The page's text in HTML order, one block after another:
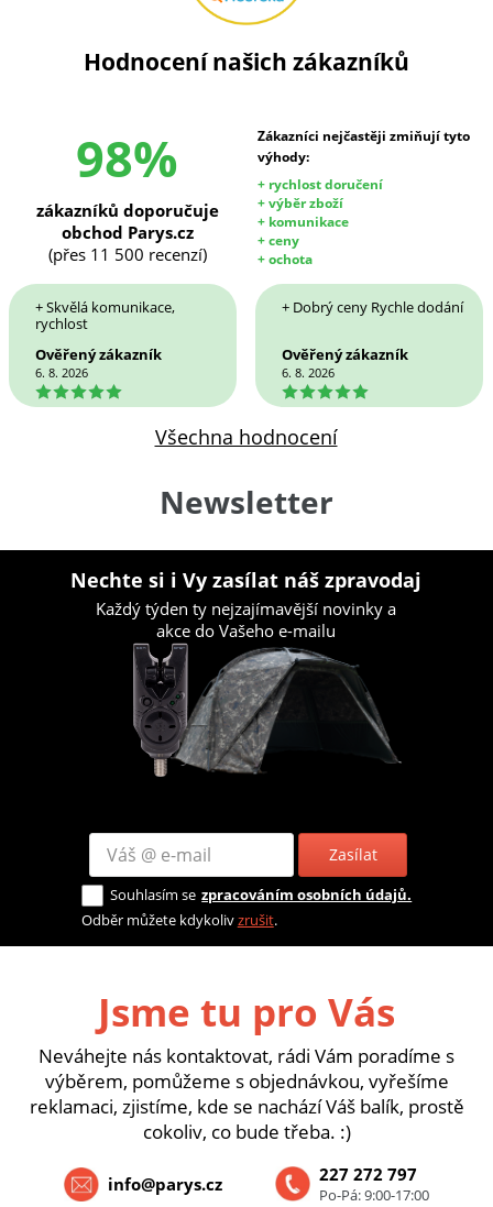
Hodnocení našich zákazníků
98%
Zákazníci nejčastěji zmiňují tyto
výhody:
+ rychlost doručení
+ výběr zboží
+ komunikace
+ ceny
+ ochota
zákazníků doporučuje
obchod Parys.cz
(přes 11 500 recenzí)
+ Skvělá komunikace,
rychlost
Ověřený zákazník
6. 8. 2026
5
+ Dobrý ceny Rychle dodání
Ověřený zákazník
6. 8. 2026
5
Všechna hodnocení
Newsletter
Nechte si i Vy zasílat náš zpravodaj
Každý týden ty nejzajímavější novinky a
akce do Vašeho e-mailu
Zasílat
Souhlasím se zpracováním osobních údajů.
Odběr můžete kdykolivzrušit.
Jsme tu pro Vás
Neváhejte nás kontaktovat, rádi Vám poradíme s
výběrem, pomůžeme s objednávkou, vyřešíme
reklamaci, zjistíme, kde se nachází Váš balík, prostě
cokoliv, co bude třeba. :)
227 272 797
Po-Pá: 9:00-17:00
info@parys.cz